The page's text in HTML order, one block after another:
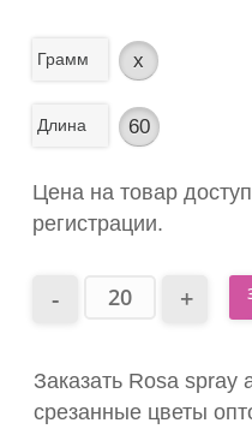
Грамм x
Длина 60
Цена на товар
регистрации.
Заказать Rosa spray
срезанные цветы